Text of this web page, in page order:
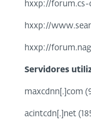
hxxp://
hxxp://
hxxp://
Servidores
maxcdnn[.]com
acintcdn[.]net